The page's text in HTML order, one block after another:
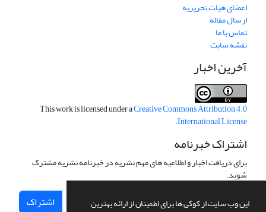
این وب سایت از کوکی ها برای اطمینان از ارائه بهترین
اعضای هیات تحریریه
ارسال مقاله
تماس با ما
نقشه سایت
آخرین اخبار
This work is licensed under aCreative Commons Attribution 4.0
International License
.
اشتراک خبرنامه
برای دریافت اخبار و اطلاعیه های مهم نشریه در خبرنامه نشریه مشترک
شوید.
اشتراک